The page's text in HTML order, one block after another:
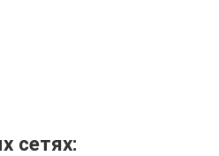
сетях: